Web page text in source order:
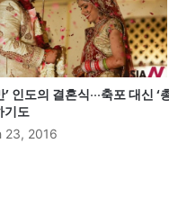
인도의 결혼식···축포 대신 ‘
기도
23, 2016